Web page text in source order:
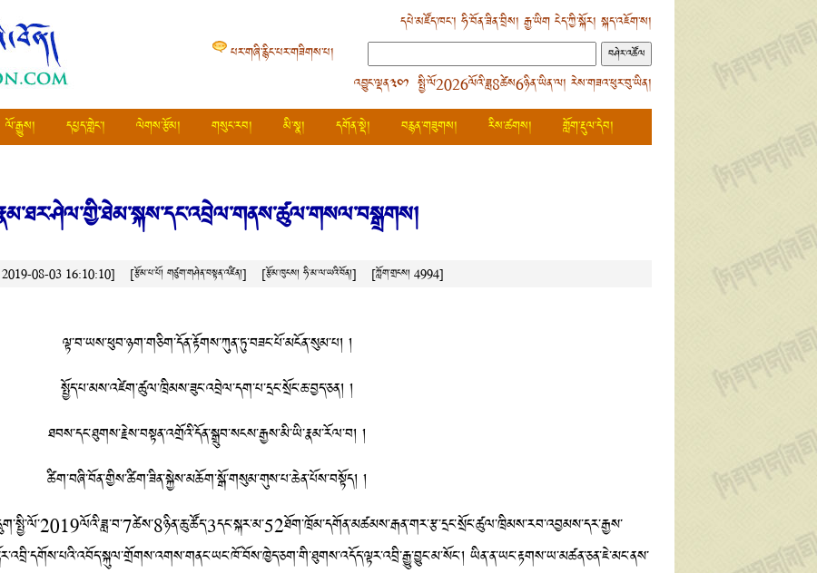
དཔེ་མཛོད་ཁང་། ཧི་བོན་ཟིན་བྲིས། རྒྱ་ཡིགངེད་ཀྱི་སྐོར། སྐད་འཇོག་ས།
པར་གཞི་རྙིང་པར་གཟིགས་པ།
འབྱུང་ལྡན༣༠༡ སྤྱི་ལོ2026ལོའི་ཟླ8ཚེས6ཉིན་ཡིན་ལ། རེས་གཟའ་ཕུར་བུ་ཡིན།
ལོ་རྒྱུས། དཔྱད་གླེང་། ལེགས་རྩོམ། གསུང་རབ། མི་སྣ། དགོན་སྡེ། བརྙན་གཟུགས། རིས་ཚགས།
གློག་རྡུལ་དེབ།
2019-08-03 16:10:10] [རྩོམ་པ་པོ། གཙུག་གཤེན་བསྟན་འཛིན།] [རྩོམ་ཁུངས། ཧི་མ་ལ་ཡའི་བོན།] [ཀློག་གྲངས། 4994]
ལྟ་བ་ཡས་ཕུབ་ཉག་གཅིག་དོན་རྟོགས་ཀུན་ཏུ་བཟང་པོ་མངོན་སུམ་པ། །
སྤྱོད་པ་མས་འཛེག་ཚུལ་ཁྲིམས་ཟུང་འབྲེལ་དག་པ་དྲང་སྲོང་ཆ་བྱད་ཅན། །
ཐབས་དང་ཐུགས་རྗེས་བསྟན་འགྲོའི་དོན་སྒྲུབ་སངས་རྒྱས་མི་ཡི་རྣམ་རོལ་བ། །
ཚིག་བཞི་བོན་གྱིས་ཚིག་ཟིན་སྐྱེས་མཆོག་སྒོ་གསུམ་གུས་པ་ཆེན་པོས་བསྟོད། །
ཡིན་ན་ཡང་རྟགས་ཡ་མཚན་ཅན་ཇེ་མང་ནས་